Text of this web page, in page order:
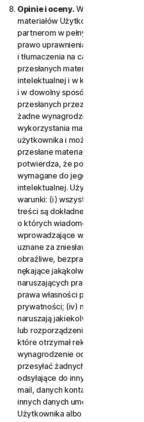
Opinie i oceny. W przypadku
materiałów Użytkownik przyznaje
partnerom w pełnym wymiarze
prawo uprawnienia do ich
i tłumaczenia na całym świecie na
przesłanych materiałów przez
intelektualnej i w każdej formie,
i w dowolny sposób. Za
przesłanych przez użytkownika
żadne wynagrodzenie. Firma nie
wykorzystania materiałów
użytkownika i może według
przesłane materiały. Przesyłając
potwierdza, że posiada lub
wymagane do jego przesłania, w
intelektualnej. Użytkownik wyraża
warunki: (i) wszystkie
treści są dokładne; (ii) nie będzie
o których wiadomo, że są
wprowadzające w błąd lub mogą
uznane za zniesławiające,
obraźliwe, bezprawnie grożące
nękające jakąkolwiek osobę; (iii)
naruszających prawa własności
prawa własności prawa do
prywatności; (iv) nie będzie
naruszają jakiekolwiek prawo,
lub rozporządzenie; (v) nie będzie
które otrzymał rekompensatę lub
wynagrodzenie od osoby trzeciej;
przesyłać żadnych treści, które
odsyłające do innych witryn,
mail, danych kontaktowych,
innych danych umożliwiających
Użytkownika albo innych osób;